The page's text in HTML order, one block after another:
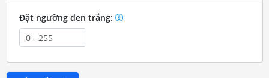
Đặt ngưỡng đen trắng: